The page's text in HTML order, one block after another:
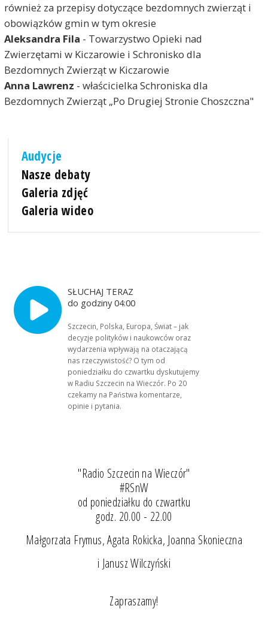
również za przepisy dotyczące bezdomnych zwierząt i
obowiązków gmin w tym okresie
Aleksandra Fila - Towarzystwo Opieki nad
Zwierzętami w Kiczarowie i Schronisko dla
Bezdomnych Zwierząt w Kiczarowie
Anna Lawrenz - właścicielka Schroniska dla
Bezdomnych Zwierząt „Po Drugiej Stronie Choszczna"
Audycje
Nasze debaty
Galeria zdjęć
Galeria wideo
SŁUCHAJ TERAZ
do godziny 04:00
Szczecin, Polska, Europa, Świat – jak
decyzje polityków i naukowców oraz
wydarzenia wpływają na otaczającą
nas rzeczywistość? O tym od
poniedziałku do czwartku dyskutujemy
w Radiu Szczecin na Wieczór. Po 20
czekamy na Państwa komentarze,
opinie i pytania.
"Radio Szczecin na Wieczór"
#RSnW
od poniedziałku do czwartku
godz. 20.00 - 22.00
Małgorzata Frymus, Agata Rokicka, Joanna Skonieczna
i Janusz Wilczyński
Zapraszamy!